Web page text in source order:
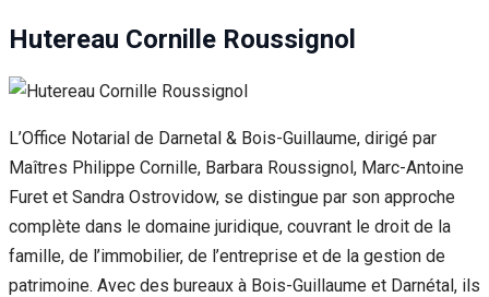
Hutereau Cornille Roussignol
L’Office Notarial de Darnetal & Bois-Guillaume, dirigé par
Maîtres Philippe Cornille, Barbara Roussignol, Marc-Antoine
Furet et Sandra Ostrovidow, se distingue par son approche
complète dans le domaine juridique, couvrant le droit de la
famille, de l’immobilier, de l’entreprise et de la gestion de
patrimoine. Avec des bureaux à Bois-Guillaume et Darnétal, ils